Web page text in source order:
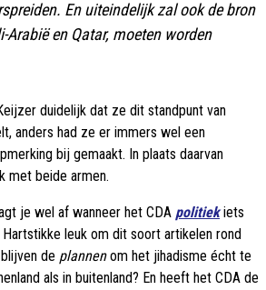
En uiteindelijk zal ook de bron
Arabië en Qatar, moeten worden
duidelijk dat ze dit standpunt van
anders had ze er immers wel een
bij gemaakt. In plaats daarvan
met beide armen.
je wel af wanneer het CDA politiekiets
leuk om dit soort artikelen rond
de plannenom het jihadisme écht te
als in buitenland? En heeft het CDA de